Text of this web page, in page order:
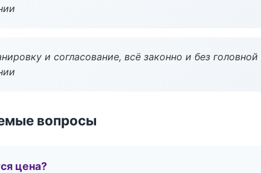
и согласование, всё законно и без головной
вопросы
цена?